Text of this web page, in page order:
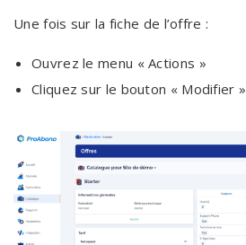
Une fois sur la fiche de l’offre :
Ouvrez le menu « Actions »
Cliquez sur le bouton « Modifier »